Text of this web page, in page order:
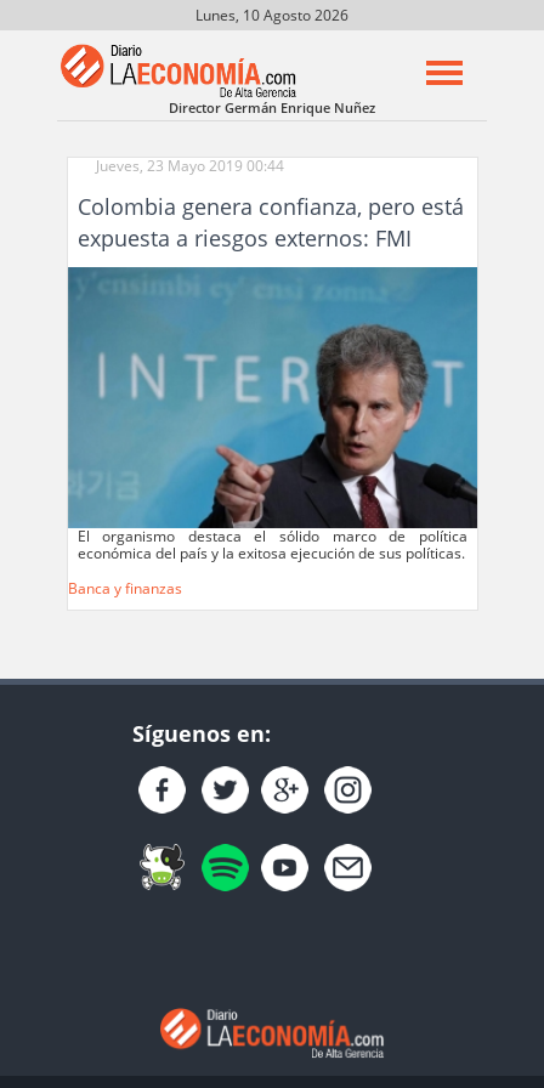
Lunes, 10 Agosto 2026
Director Germán Enrique Nuñez
Jueves, 23 Mayo 2019 00:44
Colombia genera confianza, pero está
expuesta a riesgos externos: FMI
El organismo destaca el sólido marco de política
económica del país y la exitosa ejecución de sus políticas.
Banca y finanzas
Síguenos en: